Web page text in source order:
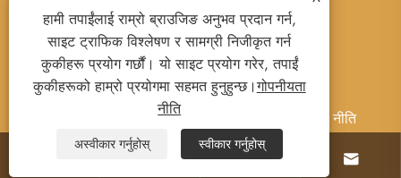
सर्वाधिकार सुरक्षित।
RSS गोपनीयता नीति
 
हामी तपाईंलाई राम्रो ब्राउजिङ अनुभव प्रदान गर्न,
साइट ट्राफिक विश्लेषण र सामग्री निजीकृत गर्न
कुकीहरू प्रयोग गर्छौं। यो साइट प्रयोग गरेर, तपाईं
कुकीहरूको हाम्रो प्रयोगमा सहमत हुनुहुन्छ।गोपनीयता
नीति
अस्वीकार गर्नुहोस् स्वीकार गर्नुहोस्